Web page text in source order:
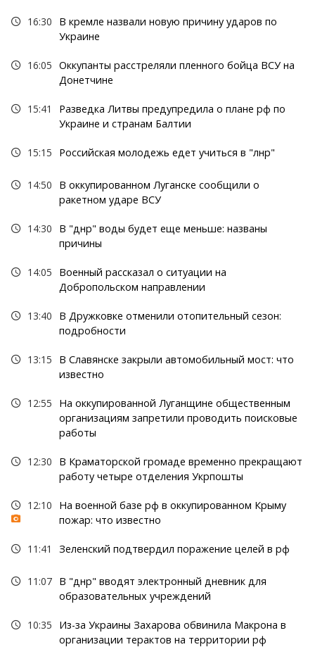
16:30
В кремле назвали новую причину ударов по
Украине
16:05 Оккупанты расстреляли пленного бойца ВСУ на
Донетчине
15:41
Разведка Литвы предупредила о плане рф по
Украине и странам Балтии
15:15 Российская молодежь едет учиться в "лнр"
14:50
В оккупированном Луганске сообщили о
ракетном ударе ВСУ
14:30
В "днр" воды будет еще меньше: названы
причины
14:05
Военный рассказал о ситуации на
Добропольском направлении
13:40
В Дружковке отменили отопительный сезон:
подробности
13:15
В Славянске закрыли автомобильный мост: что
известно
12:55
На оккупированной Луганщине общественным
организациям запретили проводить поисковые
работы
12:30
В Краматорской громаде временно прекращают
работу четыре отделения Укрпошты
12:10
На военной базе рф в оккупированном Крыму
пожар: что известно
11:41 Зеленский подтвердил поражение целей в рф
11:07 В "днр" вводят электронный дневник для
образовательных учреждений
10:35
Из-за Украины Захарова обвинила Макрона в
организации терактов на территории рф